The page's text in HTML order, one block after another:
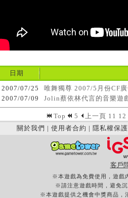
日期
2007/07/25
唯舞獨尊 2007/5月份CF
2007/07/09
Jolin蔡依林代言的音樂遊
Top 5 上一頁 11 12
關於我們 | 使用者合約 | 隱私權保護
客戶
※本遊戲為免費使用，遊戲
※請注意遊戲時間，避免
※本遊戲提供之機會中獎商品，